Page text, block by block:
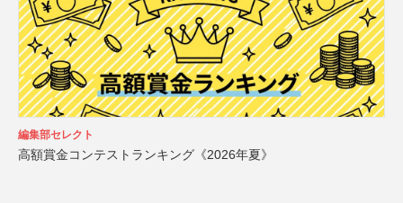
編集部セレクト
高額賞金コンテストランキング《2026年夏》